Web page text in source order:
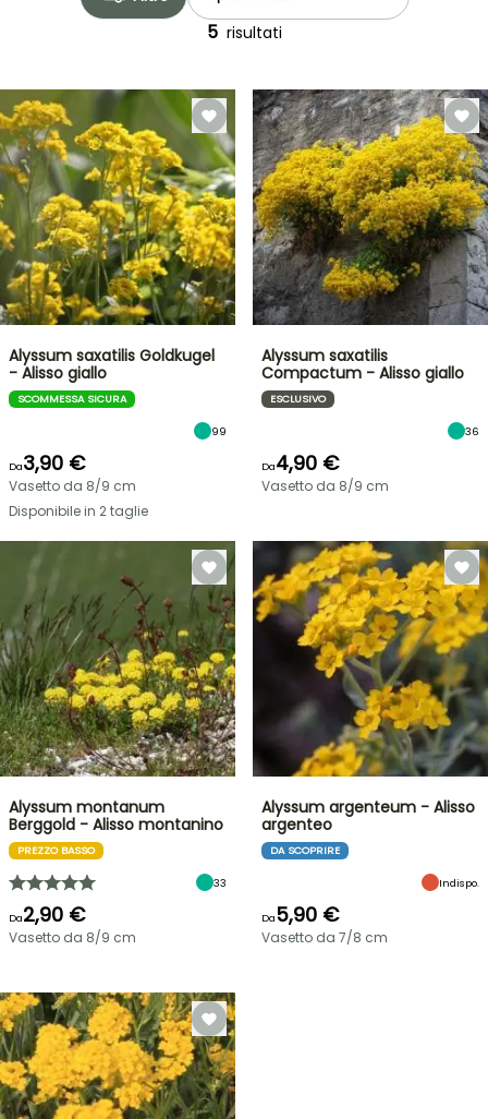
5 risultati
Alyssum saxatilis Goldkugel
- Alisso giallo
SCOMMESSA SICURA
99
Da3,90 €
Vasetto da 8/9 cm
Disponibile in 2 taglie
Alyssum saxatilis
Compactum - Alisso giallo
ESCLUSIVO
36
Da4,90 €
Vasetto da 8/9 cm
Alyssum montanum
Berggold - Alisso montanino
PREZZO BASSO
33
Da2,90 €
Vasetto da 8/9 cm
Alyssum argenteum - Alisso
argenteo
DA SCOPRIRE
Indispo.
Da5,90 €
Vasetto da 7/8 cm